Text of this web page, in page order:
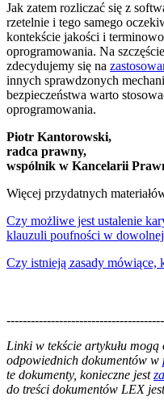
Jak zatem rozliczać się z
rzetelnie i tego samego
kontekście jakości i
oprogramowania. Na
zdecydujemy się na
innych sprawdzonych
bezpieczeństwa warto
oprogramowania.
Piotr Kantorowski,
radca prawny,
wspólnik w Kancelarii
Więcej przydatnych
Czy możliwe jest ustalenie
klauzuli poufności w
Czy istnieją zasady mówiące,
Linki w tekście artykułu mogą
odpowiednich dokumentów w
te dokumenty, konieczne jest
do treści dokumentów LEX